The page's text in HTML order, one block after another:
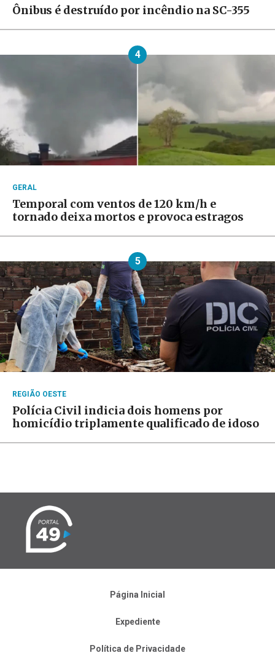
Ônibus é destruído por incêndio na SC-355
4
GERAL
Temporal com ventos de 120 km/h e
tornado deixa mortos e provoca estragos
5
REGIÃO OESTE
Polícia Civil indicia dois homens por
homicídio triplamente qualificado de idoso
Página Inicial
Expediente
Política de Privacidade